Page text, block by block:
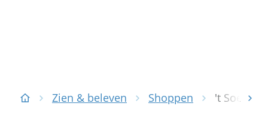
StartpaginaZien & beleven Shoppen 't Soete